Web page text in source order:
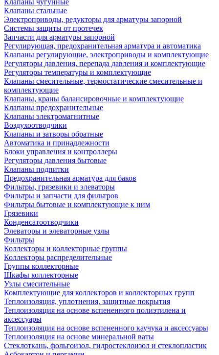
Клапаны чугунные
Клапаны стальные
Электроприводы, редукторы для арматуры запорной
Системы защиты от протечек
Запчасти для арматуры запорной
Регулирующая, предохранительная арматура и автоматика
Клапаны регулирующие, электроприводы и комплектующие
Регуляторы давления, перепада давления и комплектующие
Регуляторы температуры и комплектующие
Клапаны смесительные, термостатические смесительные и
комплектующие
Клапаны, краны балансировочные и комплектующие
Клапаны предохранительные
Клапаны электромагнитные
Воздухоотводчики
Клапаны и затворы обратные
Автоматика и принадлежности
Блоки управления и контроллеры
Регуляторы давления бытовые
Клапаны подпитки
Предохранительная арматура для баков
Фильтры, грязевики и элеваторы
Фильтры и запчасти для фильтров
Фильтры бытовые и комплектующие к ним
Грязевики
Конденсатоотводчики
Элеваторы и элеваторные узлы
Фильтры
Коллекторы и коллекторные группы
Коллекторы распределительные
Группы коллекторные
Шкафы коллекторные
Узлы смесительные
Комплектующие для коллекторов и коллекторных групп
Теплоизоляция, уплотнения, защитные покрытия
Теплоизоляция на основе вспененного полиэтилена и
аксессуары
Теплоизоляция на основе вспененного каучука и аксессуары
Теплоизоляция на основе минеральной ваты
Стеклоткань, фольгоизол, гидростеклоизол и стеклопластик